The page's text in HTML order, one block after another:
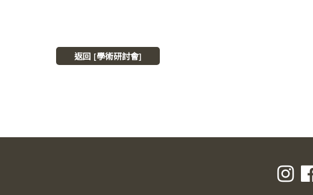
返回 [學術研討會]